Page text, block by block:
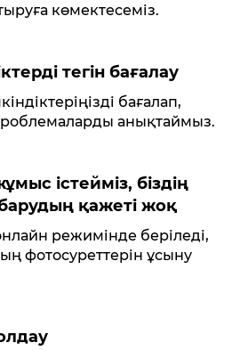
көмектесеміз.
тегін бағалау
бағалап,
анықтаймыз.
істейміз, біздің
қажеті жоқ
режимінде беріледі,
фотосуреттерін ұсыну